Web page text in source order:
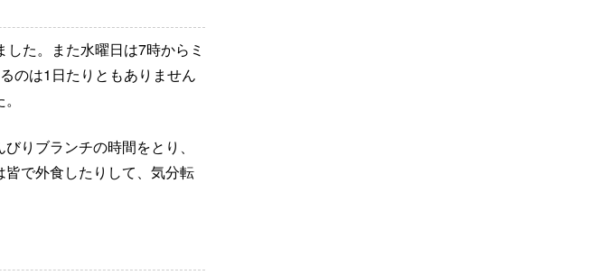
た。また水曜日は7時からミ
のは1日たりともありません
りブランチの時間をとり、
で外食したりして、気分転